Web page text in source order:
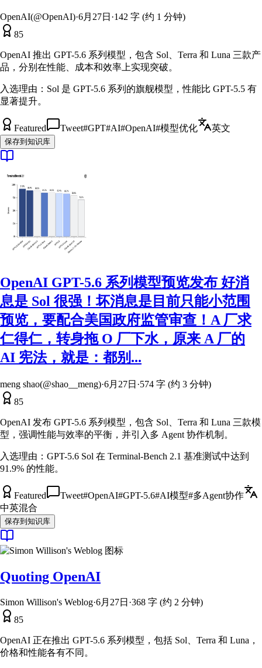
OpenAI(@OpenAI)·6月27日 ·142 字 (约 1 分钟)
85
OpenAI 推出 GPT-5.6 系列模型，包含 Sol、Terra 和 Luna 三款产
品，分别在性能、成本和效率上实现突破。
入选理由： Sol 是 GPT-5.6 系列的旗舰模型，性能比 GPT-5.5 有
显著提升。
Featured Tweet#GPT#AI#OpenAI#模型优化 英文
保存到知识库
OpenAI GPT-5.6 系列模型预览发布 好消
息是 Sol 很强！坏消息是目前只能小范围
预览，要配合美国政府监管审查！A 厂求
仁得仁，转身拖 O 厂下水，原来 A 厂的
AI 宪法，就是：都别...
meng shao(@shao__meng)·6月27日 ·574 字 (约 3 分钟)
85
OpenAI 发布 GPT-5.6 系列模型，包含 Sol、Terra 和 Luna 三款模
型，强调性能与效率的平衡，并引入多 Agent 协作机制。
入选理由： GPT-5.6 Sol 在 Terminal-Bench 2.1 基准测试中达到
91.9% 的性能。
Featured Tweet#OpenAI#GPT-5.6#AI模型#多Agent协作
中英混合
保存到知识库
Quoting OpenAI
Simon Willison's Weblog·6月27日 ·368 字 (约 2 分钟)
85
OpenAI 正在推出 GPT-5.6 系列模型，包括 Sol、Terra 和 Luna，
价格和性能各有不同。